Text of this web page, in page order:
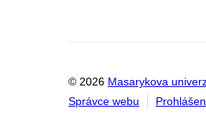
© 2026 Masarykova
Správce webu